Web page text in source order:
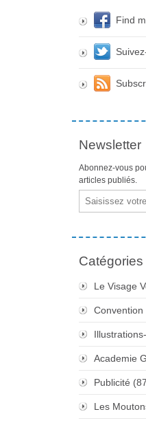
Find
Newsletter
Abonnez-vous
articles publiés.
Email
Catégories
Le Visage
Convention
Academie
Publicité
Les